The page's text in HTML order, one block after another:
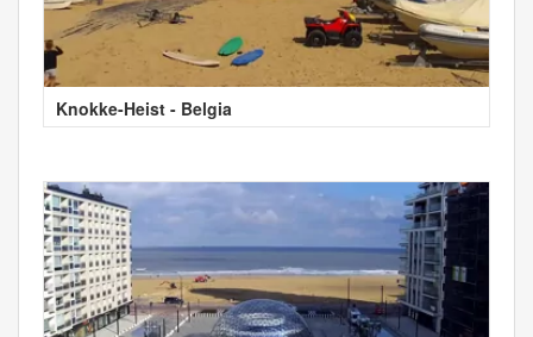
Knokke-Heist - Belgia